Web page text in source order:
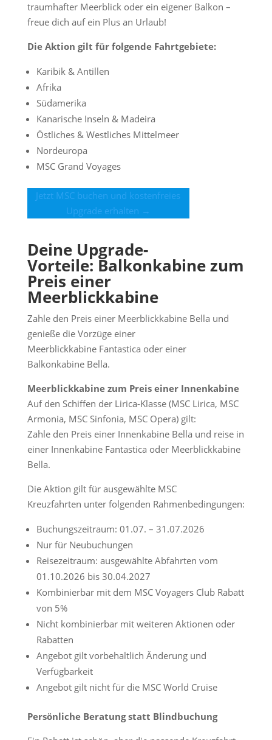
traumhafter Meerblick oder ein eigener Balkon –
freue dich auf ein Plus an Urlaub!
Die Aktion gilt für folgende Fahrtgebiete:
Karibik & Antillen
Afrika
Südamerika
Kanarische Inseln & Madeira
Östliches & Westliches Mittelmeer
Nordeuropa
MSC Grand Voyages
Jetzt MSC buchen und kostenfreies
Upgrade erhalten →
Deine Upgrade-
Vorteile: Balkonkabine zum
Preis einer
Meerblickkabine
Zahle den Preis einer Meerblickkabine Bella und
genieße die Vorzüge einer
Meerblickkabine Fantastica oder einer
Balkonkabine Bella.
Meerblickkabine zum Preis einer Innenkabine
Auf den Schiffen der Lirica-Klasse (MSC Lirica, MSC
Armonia, MSC Sinfonia, MSC Opera) gilt:
Zahle den Preis einer Innenkabine Bella und reise in
einer Innenkabine Fantastica oder Meerblickkabine
Bella.
Die Aktion gilt für ausgewählte MSC
Kreuzfahrten unter folgenden Rahmenbedingungen:
Buchungszeitraum: 01.07. – 31.07.2026
Nur für Neubuchungen
Reisezeitraum: ausgewählte Abfahrten vom
01.10.2026 bis 30.04.2027
Kombinierbar mit dem MSC Voyagers Club Rabatt
von 5%
Nicht kombinierbar mit weiteren Aktionen oder
Rabatten
Angebot gilt vorbehaltlich Änderung und
Verfügbarkeit
Angebot gilt nicht für die MSC World Cruise
Persönliche Beratung statt Blindbuchung